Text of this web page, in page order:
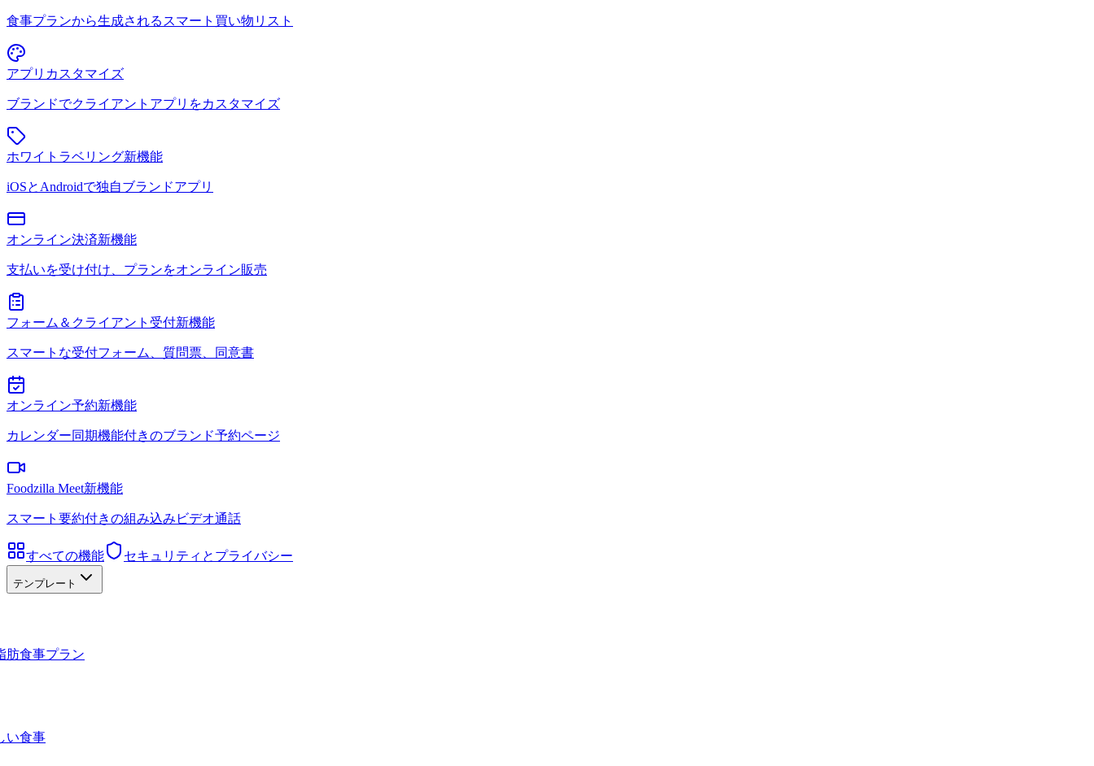
食事プランから生成されるスマート買い物リスト
アプリカスタマイズ
ブランドでクライアントアプリをカスタマイズ
ホワイトラベリング新機能
iOSとAndroidで独自ブランドアプリ
オンライン決済新機能
支払いを受け付け、プランをオンライン販売
フォーム＆クライアント受付新機能
スマートな受付フォーム、質問票、同意書
オンライン予約新機能
カレンダー同期機能付きのブランド予約ページ
Foodzilla Meet新機能
スマート要約付きの組み込みビデオ通話
すべての機能 セキュリティとプライバシー
テンプレート
肪食事プラン
い食事